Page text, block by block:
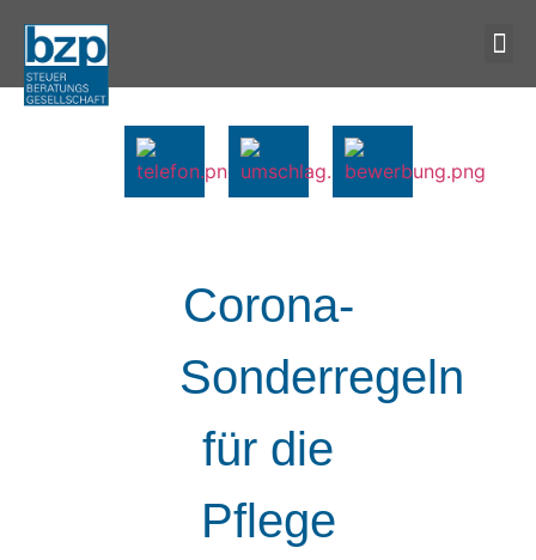
Corona-
Sonderregeln
für die
Pflege